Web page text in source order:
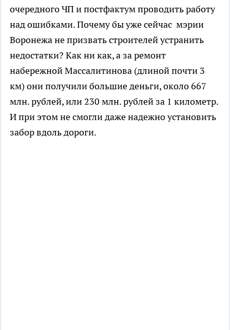
очередного ЧП и постфактум проводить работу
над ошибками. Почему бы уже сейчас мэрии
Воронежа не призвать строителей устранить
недостатки? Как ни как, а за ремонт
набережной Массалитинова (длиной почти 3
км) они получили большие деньги, около 667
млн. рублей, или 230 млн. рублей за 1 километр.
И при этом не смогли даже надежно установить
забор вдоль дороги.